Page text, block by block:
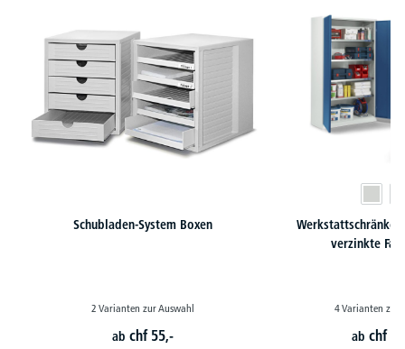
Schubladen-System Boxen
2 Varianten zur Auswahl
abchf 55,-
Werkstattschränke
verzinkte
4 Varianten zur
abchf